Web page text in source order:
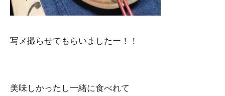
写メ撮らせてもらいましたー！！
美味しかったし一緒に食べれて